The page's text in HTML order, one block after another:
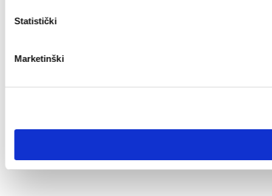
Statistički
Marketinški